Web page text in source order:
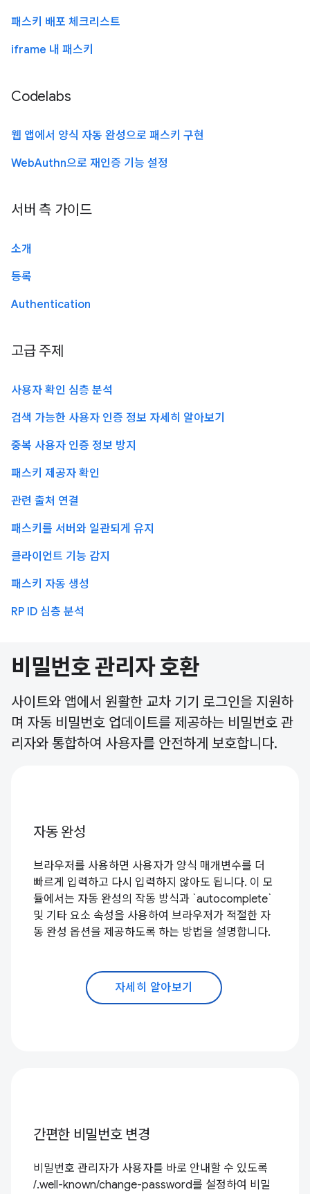
패스키 배포 체크리스트
iframe 내 패스키
Codelabs
웹 앱에서 양식 자동 완성으로 패스키 구현
WebAuthn으로 재인증 기능 설정
서버 측 가이드
소개
등록
Authentication
고급 주제
사용자 확인 심층 분석
검색 가능한 사용자 인증 정보 자세히 알아보기
중복 사용자 인증 정보 방지
패스키 제공자 확인
관련 출처 연결
패스키를 서버와 일관되게 유지
클라이언트 기능 감지
패스키 자동 생성
RP ID 심층 분석
비밀번호 관리자 호환
사이트와 앱에서 원활한 교차 기기 로그인을 지원하
며 자동 비밀번호 업데이트를 제공하는 비밀번호 관
리자와 통합하여 사용자를 안전하게 보호합니다.
자동 완성
브라우저를 사용하면 사용자가 양식 매개변수를 더
빠르게 입력하고 다시 입력하지 않아도 됩니다. 이 모
듈에서는 자동 완성의 작동 방식과 `autocomplete`
및 기타 요소 속성을 사용하여 브라우저가 적절한 자
동 완성 옵션을 제공하도록 하는 방법을 설명합니다.
자세히 알아보기
간편한 비밀번호 변경
비밀번호 관리자가 사용자를 바로 안내할 수 있도록
/.well-known/change-password를 설정하여 비밀